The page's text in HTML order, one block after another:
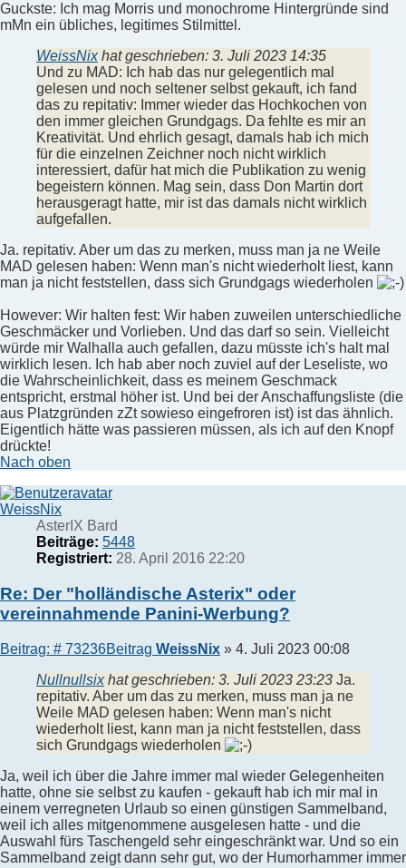
Guckste: Ich mag Morris und monochrome Hintergründe sind
mMn ein übliches, legitimes Stilmittel.
WeissNixhat geschrieben: 3. Juli 2023 14:35
Und zu MAD: Ich hab das nur gelegentlich mal
gelesen und noch seltener selbst gekauft, ich fand
das zu repitativ: Immer wieder das Hochkochen von
den immer gleichen Grundgags. Da fehlte es mir an
Kreativität. Und ehrlich gesagt, damals hab ich mich
für die einzelnen Zeichner noch nicht wirklich
interessiert, dafür hat mich die Publikation zu wenig
begeistern können. Mag sein, dass Don Martin dort
herausgeragt hatte, mir ist das damals nicht wirklich
aufgefallen.
Ja. repitativ. Aber um das zu merken, muss man ja ne Weile
MAD gelesen haben: Wenn man's nicht wiederholt liest, kann
man ja nicht feststellen, dass sich Grundgags wiederholen
However: Wir halten fest: Wir haben zuweilen unterschiedliche
Geschmäcker und Vorlieben. Und das darf so sein. Vielleicht
würde mir Walhalla auch gefallen, dazu müsste ich's halt mal
wirklich lesen. Ich hab aber noch zuviel auf der Leseliste, wo
die Wahrscheinlichkeit, dass es meinem Geschmack
entspricht, erstmal höher ist. Und bei der Anschaffungsliste (die
aus Platzgründen zZt sowieso eingefroren ist) ist das ähnlich.
Eigentlich hätte was passieren müssen, als ich auf den Knopf
drückte!
Nach oben
WeissNix
AsterIX Bard
Beiträge: 5448
Registriert: 28. April 2016 22:20
Re: Der "holländische Asterix" oder
vereinnahmende Panini-Werbung?
Beitrag: # 73236Beitrag WeissNix » 4. Juli 2023 00:08
Nullnullsixhat geschrieben: 3. Juli 2023 23:23 Ja.
repitativ. Aber um das zu merken, muss man ja ne
Weile MAD gelesen haben: Wenn man's nicht
wiederholt liest, kann man ja nicht feststellen, dass
sich Grundgags wiederholen
Ja, weil ich über die Jahre immer mal wieder Gelegenheiten
hatte, ohne sie selbst zu kaufen - gekauft hab ich mir mal in
einem verregneten Urlaub so einen günstigen Sammelband,
weil ich alles mitgenommene ausgelesen hatte - und die
Auswahl fürs Taschengeld sehr eingeschränkt war. Und so ein
Sammelband zeigt dann sehr gut, wo der Humorhammer immer